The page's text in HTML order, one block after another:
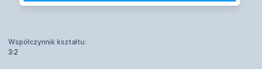
Współczynnik kształtu:
3:2